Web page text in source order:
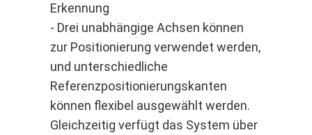
Erkennung
- Drei unabhängige Achsen können
zur Positionierung verwendet werden,
und unterschiedliche
Referenzpositionierungskanten
können flexibel ausgewählt werden.
Gleichzeitig verfügt das System über